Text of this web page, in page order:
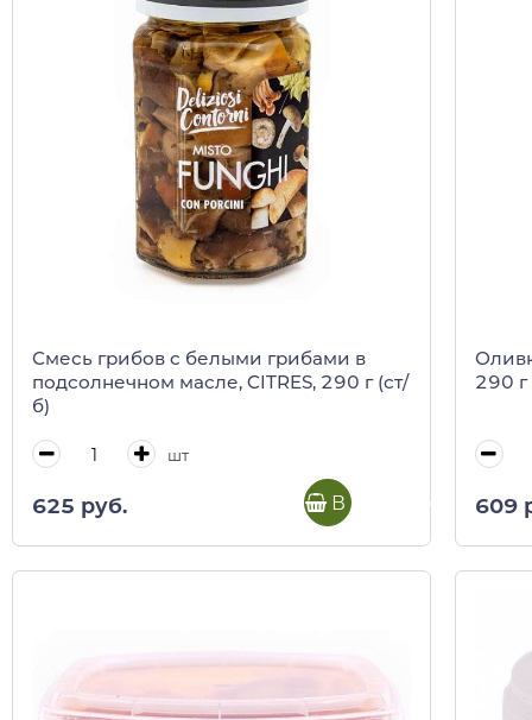
Смесь грибов с белыми грибами в
подсолнечном масле, CITRES, 290 г (ст/
б)
шт
625 руб. В корзину
290 г
609